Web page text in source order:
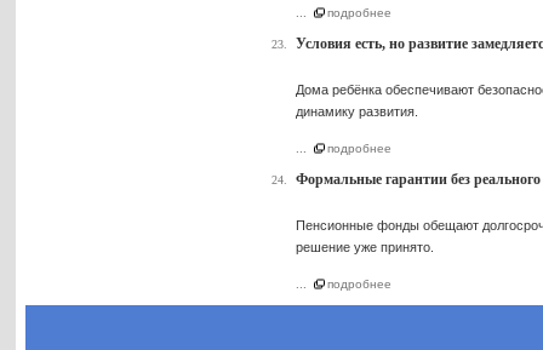
подробнее
23. Условия есть, но развитие
Дома ребёнка обеспечивают
динамику развития.
подробнее
24. Формальные гарантии без
Пенсионные фонды обещают
решение уже принято.
подробнее